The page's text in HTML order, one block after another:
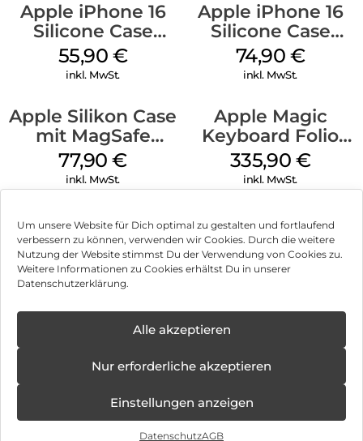
Um unsere Website für Dich optimal zu gestalten und fortlaufend
verbessern zu können, verwenden wir Cookies. Durch die weitere
Nutzung der Website stimmst Du der Verwendung von Cookies zu.
Weitere Informationen zu Cookies erhältst Du in unserer
Datenschutzerklärung.
Alle akzeptieren
Nur erforderliche akzeptieren
Einstellungen anzeigen
DatenschutzAGB
Apple iPhone 16
Silicone Case
MagSafe
Ultramarine
55,90 €
inkl. MwSt.
Apple iPhone 16
Silicone Case
MagSafe Black
74,90 €
inkl. MwSt.
Apple Silikon Case
mit MagSafe
iPhone 14 Pro
(PRODUCT)RED
77,90€
inkl. MwSt.
Apple Magic
Keyboard Folio
iPad 10.9″ (10.Gen.)
Weiß
335,90 €
inkl. MwSt.
Impressum
Hinweis zur Batterieentsorgung
Newsletter